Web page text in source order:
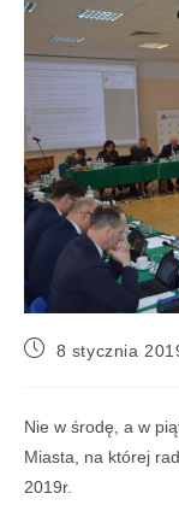
8 stycznia
Nie w środę, a w
Miasta, na której
2019r.